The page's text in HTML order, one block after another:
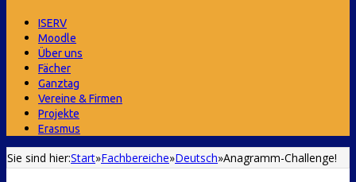
ISERV
Moodle
Über uns
Fächer
Ganztag
Vereine & Firmen
Projekte
Erasmus
Sie sind hier:Start»Fachbereiche»Deutsch»Anagramm-Challenge!